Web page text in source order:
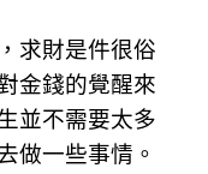
求財是件很俗
金錢的覺醒來
並不需要太多
做一些事情。